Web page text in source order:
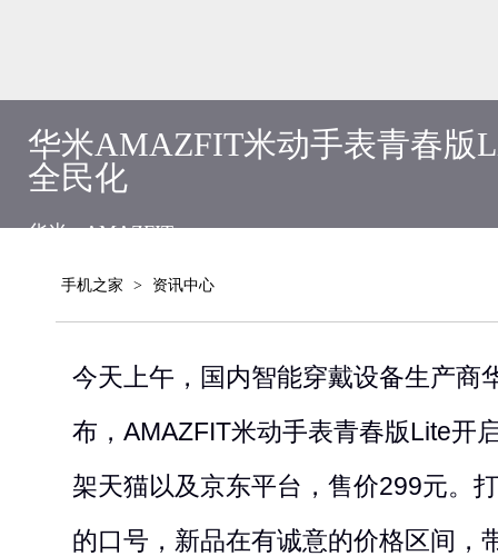
华米AMAZFIT米动手表青春版
全民化
华米 AMAZFIT
手机之家 > 资讯中心
今天上午，国内智能穿戴设备生产商
布，AMAZFIT米动手表青春版Lite开
架天猫以及京东平台，售价299元。
的口号，新品在有诚意的价格区间，